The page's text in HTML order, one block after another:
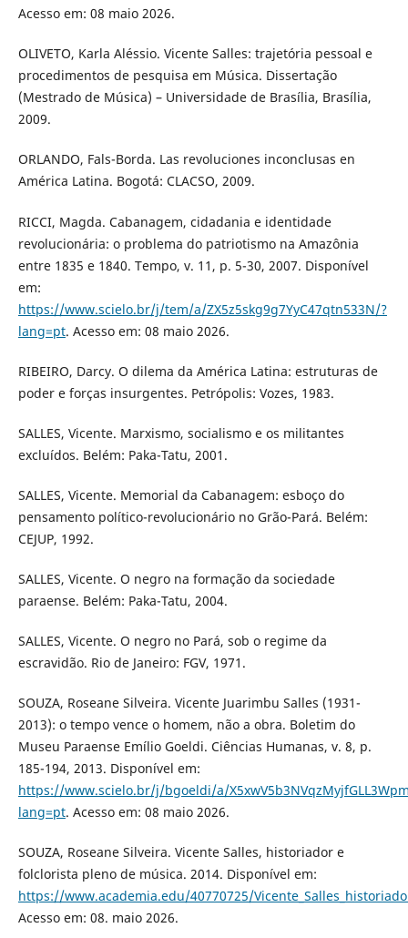
Acesso em: 08 maio 2026.
OLIVETO, Karla Aléssio. Vicente Salles: trajetória pessoal e
procedimentos de pesquisa em Música. Dissertação
(Mestrado de Música) – Universidade de Brasília, Brasília,
2009.
ORLANDO, Fals-Borda. Las revoluciones inconclusas en
América Latina. Bogotá: CLACSO, 2009.
RICCI, Magda. Cabanagem, cidadania e identidade
revolucionária: o problema do patriotismo na Amazônia
entre 1835 e 1840. Tempo, v. 11, p. 5-30, 2007. Disponível
em:
https://www.scielo.br/j/tem/a/ZX5z5skg9g7YyC47qtn533N/?
lang=pt. Acesso em: 08 maio 2026.
RIBEIRO, Darcy. O dilema da América Latina: estruturas de
poder e forças insurgentes. Petrópolis: Vozes, 1983.
SALLES, Vicente. Marxismo, socialismo e os militantes
excluídos. Belém: Paka-Tatu, 2001.
SALLES, Vicente. Memorial da Cabanagem: esboço do
pensamento político-revolucionário no Grão-Pará. Belém:
CEJUP, 1992.
SALLES, Vicente. O negro na formação da sociedade
paraense. Belém: Paka-Tatu, 2004.
SALLES, Vicente. O negro no Pará, sob o regime da
escravidão. Rio de Janeiro: FGV, 1971.
SOUZA, Roseane Silveira. Vicente Juarimbu Salles (1931-
2013): o tempo vence o homem, não a obra. Boletim do
Museu Paraense Emílio Goeldi. Ciências Humanas, v. 8, p.
185-194, 2013. Disponível em:
https://www.scielo.br/j/bgoeldi/a/
lang=pt. Acesso em: 08 maio 2026.
SOUZA, Roseane Silveira. Vicente Salles, historiador e
folclorista pleno de música. 2014. Disponível em:
https://www.academia.edu/40770725/
Acesso em: 08. maio 2026.